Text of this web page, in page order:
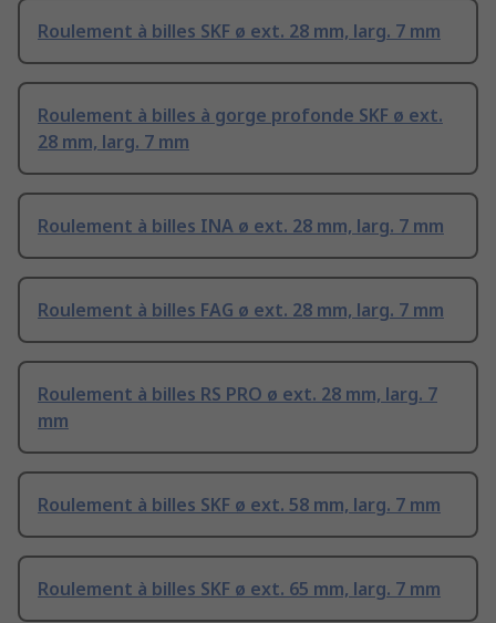
Roulement à billes SKF ø ext. 28 mm, larg. 7 mm
Roulement à billes à gorge profonde SKF ø ext.
28 mm, larg. 7 mm
Roulement à billes INA ø ext. 28 mm, larg. 7 mm
Roulement à billes FAG ø ext. 28 mm, larg. 7 mm
Roulement à billes RS PRO ø ext. 28 mm, larg. 7
mm
Roulement à billes SKF ø ext. 58 mm, larg. 7 mm
Roulement à billes SKF ø ext. 65 mm, larg. 7 mm